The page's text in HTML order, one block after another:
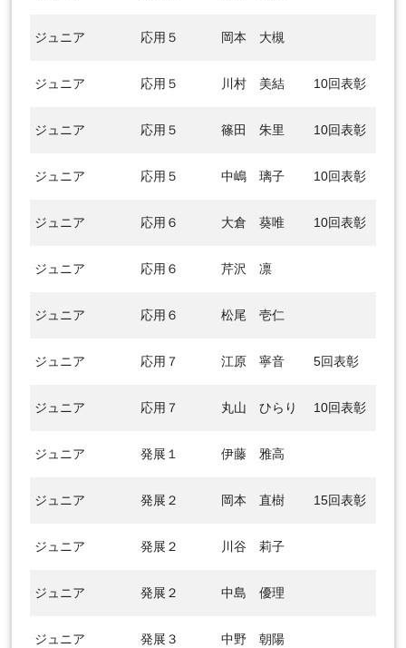
ジュニア 応用５ 岡本 大槻
ジュニア 応用５ 川村 美結 10回表彰
ジュニア 応用５ 篠田 朱里 10回表彰
ジュニア 応用５ 中嶋 璃子 10回表彰
ジュニア 応用６ 大倉 葵唯 10回表彰
ジュニア 応用６ 芹沢 凛
ジュニア 応用６ 松尾 壱仁
ジュニア 応用７ 江原 寧音 5回表彰
ジュニア 応用７ 丸山 ひらり 10回表彰
ジュニア 発展１ 伊藤 雅高
ジュニア 発展２ 岡本 直樹 15回表彰
ジュニア 発展２ 川谷 莉子
ジュニア 発展２ 中島 優理
ジュニア 発展３ 中野 朝陽